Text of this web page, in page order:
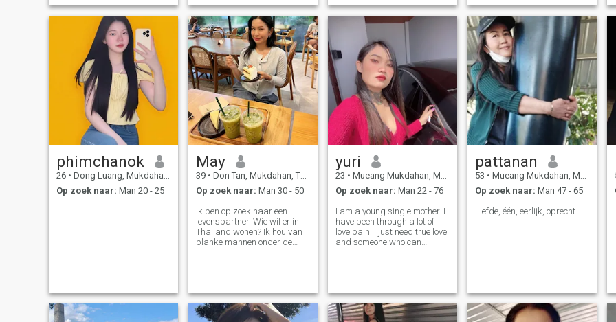
persoon van wie ik hou en de
persoon die ik verkies om
echtgenoot te zijn Ik ben
verantwoordelijk voor het
verkopen en bestellen van
producten. Ik gebruik de
vertaling app. Kan de
vergadering verstoren.
mensen\" eén ding dat
belangrijk is in liefde, seks is
belangrijk voor mij.
my
voelen, maar toch denk ik dat
je de meest positieve houding
tegenover het leven nodig Zou
je graag een trouwe,
vriendelijke, heldere en
energieke dame naast je
hebben die weet hoe ze voor
zichzelf en haar man moet
zorgen? Als uw antwoord "ja"
is, dan ben ik precies de
juiste persoon voor u!
Trouwens, ik heb een goed
gevoel voor humor en ik ben
vol ideeën. Je zult je nooit
streams. Whenever I get to
experien
phimchanok
26 • Dong Luang, Mukdahan, Thailand
Op zoek naar: Man 20 - 25
May
39 • Don Tan, Mukdahan, Thailand
Op zoek naar: Man 30 - 50
Ik ben op zoek naar een
levenspartner. Wie wil er in
Thailand wonen? Ik hou van
blanke mannen onder de
hebben, laten we elkaar leren
kennen.
yuri
23 • Mueang Mukdahan, Mukdahan, Thailand
Op zoek naar: Man 22 - 76
I am a young single mother. I
have been through a lot of
love pain. I just need true love
and someone who can
pattanan
53 • Mueang Mukdahan, Mukdahan, Thailand
Op zoek naar: Man 47 - 65
Liefde, één, eerlijk, oprecht.